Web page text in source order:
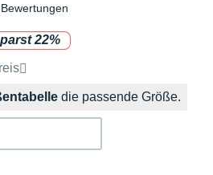
Bewertungen
22%
der Marke
die passende Größe.